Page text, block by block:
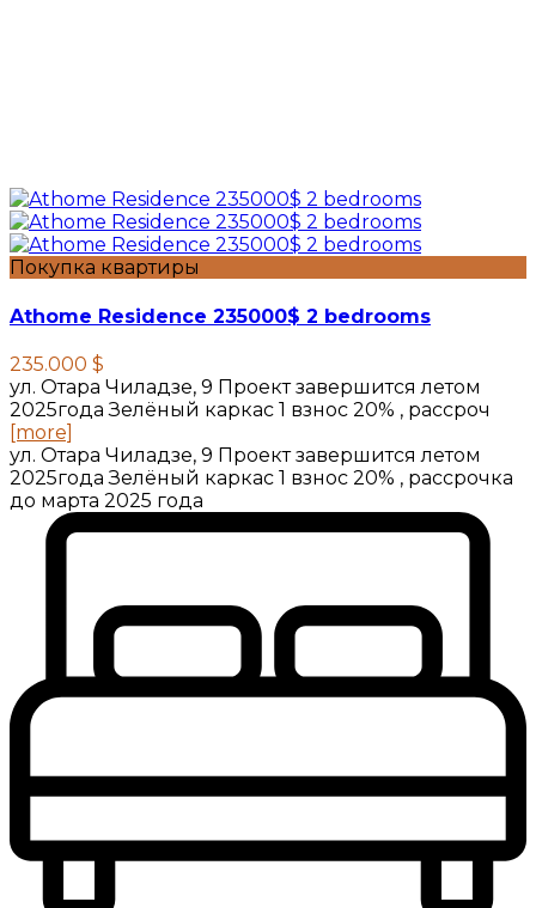
Покупка квартиры
Athome Residence 235000$ 2 bedrooms
235.000 $
ул. Отара Чиладзе, 9 Проект завершится летом
2025года Зелёный каркас 1 взнос 20% , рассроч
[more]
ул. Отара Чиладзе, 9 Проект завершится летом
2025года Зелёный каркас 1 взнос 20% , рассрочка
до марта 2025 года